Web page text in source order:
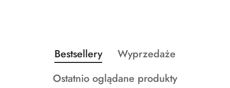
Pomiń karuzelę produktów
Produkty
o
statusie:
Bestsellery
Produkty
statusie:
Wyprzedaże
Produkty
Ostatnio oglądane produkty